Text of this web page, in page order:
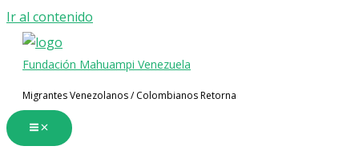
Ir al contenido
Fundación Mahuampi Venezuela
Migrantes Venezolanos / Colombianos Retorna